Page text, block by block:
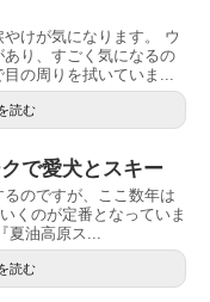
けが気になります。 ウ
り、すごく気になるの
の周りを拭いていま...
読む
で愛犬とスキー
のですが、ここ数年は
くのが定番となっていま
油高原ス...
読む